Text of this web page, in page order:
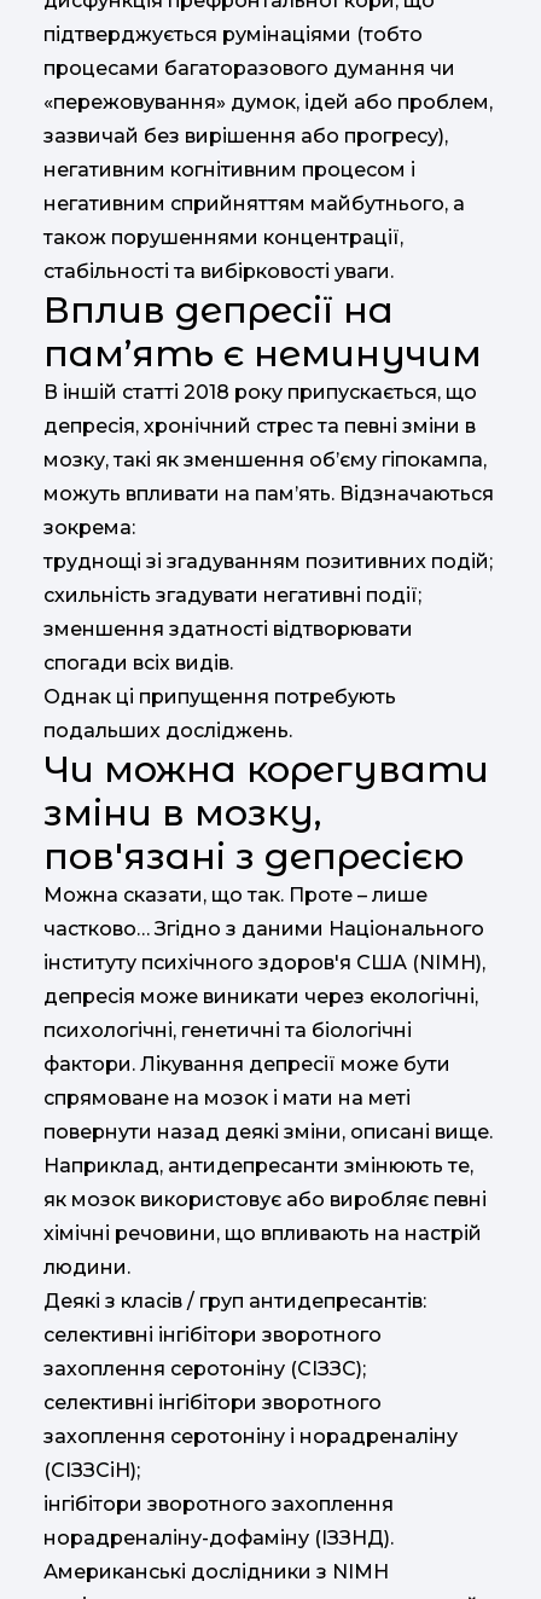
підтверджується румінаціями (тобто
процесами багаторазового думання чи
«пережовування» думок, ідей або проблем,
зазвичай без вирішення або прогресу),
негативним когнітивним процесом і
негативним сприйняттям майбутнього, а
також порушеннями концентрації,
стабільності та вибірковості уваги.
Вплив депресії на
пам’ять є неминучим
В іншій статті 2018 року припускається, що
депресія, хронічний стрес та певні зміни в
мозку, такі як зменшення об’єму гіпокампа,
можуть впливати на пам’ять. Відзначаються
зокрема:
труднощі зі згадуванням позитивних подій;
схильність згадувати негативні події;
зменшення здатності відтворювати
спогади всіх видів.
Однак ці припущення потребують
подальших досліджень.
Чи можна корегувати
зміни в мозку,
пов'язані з депресією
Можна сказати, що так. Проте – лише
частково… Згідно з даними Національного
інституту психічного здоров'я США (NIMH),
депресія може виникати через екологічні,
психологічні, генетичні та біологічні
фактори. Лікування депресії може бути
спрямоване на мозок і мати на меті
повернути назад деякі зміни, описані вище.
Наприклад, антидепресанти змінюють те,
як мозок використовує або виробляє певні
хімічні речовини, що впливають на настрій
людини.
Деякі з класів / груп антидепресантів:
селективні інгібітори зворотного
захоплення серотоніну (СІЗЗС);
селективні інгібітори зворотного
захоплення серотоніну і норадреналіну
(СІЗЗСіН);
інгібітори зворотного захоплення
норадреналіну-дофаміну (ІЗЗНД).
Американські дослідники з NIMH